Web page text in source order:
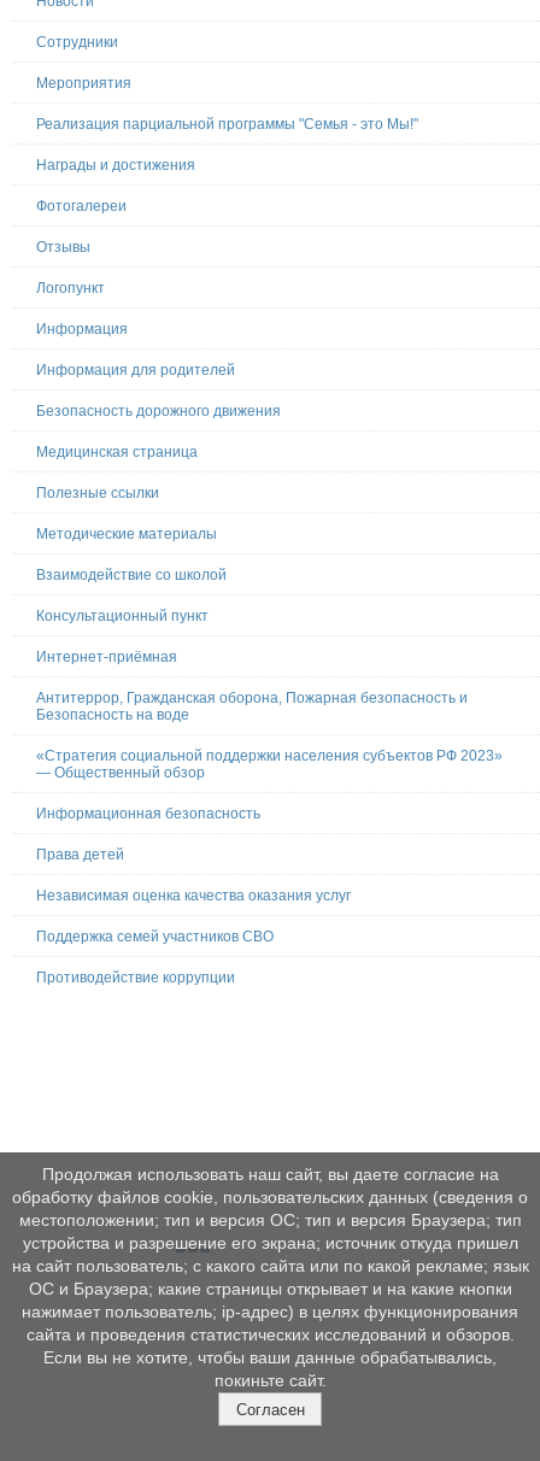
Сотрудники
Мероприятия
Реализация парциальной программы "Семья - это Мы!"
Награды и достижения
Фотогалереи
Отзывы
Логопункт
Информация
Информация для родителей
Безопасность дорожного движения
Медицинская страница
Полезные ссылки
Методические материалы
Взаимодействие со школой
Консультационный пункт
Интернет-приёмная
Антитеррор, Гражданская оборона, Пожарная безопасность и
Безопасность на воде
«Стратегия социальной поддержки населения субъектов РФ 2023»
— Общественный обзор
Информационная безопасность
Права детей
Независимая оценка качества оказания услуг
Поддержка семей участников СВО
Противодействие коррупции
Продолжая использовать наш сайт, вы даете согласие на
обработку файлов cookie, пользовательских данных (сведения о
местоположении; тип и версия ОС; тип и версия Браузера; тип
устройства и разрешение его экрана; источник откуда пришел
на сайт пользователь; с какого сайта или по какой рекламе; язык
ОС и Браузера; какие страницы открывает и на какие кнопки
нажимает пользователь; ip-адрес) в целях функционирования
сайта и проведения статистических исследований и обзоров.
Если вы не хотите, чтобы ваши данные обрабатывались,
покиньте сайт.
Согласен